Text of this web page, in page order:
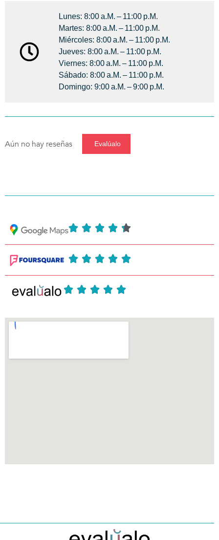
Lunes: 8:00 A.m. – 11:00 P.m.
Martes: 8:00 A.m. – 11:00 P.m.
Miércoles: 8:00 A.m. – 11:00 P.m.
Jueves: 8:00 A.m. – 11:00 P.m.
Viernes: 8:00 A.m. – 11:00 P.m.
Sábado: 8:00 A.m. – 11:00 P.m.
Domingo: 9:00 A.m. – 9:00 P.m.
Aún no hay reseñas Evalúalo